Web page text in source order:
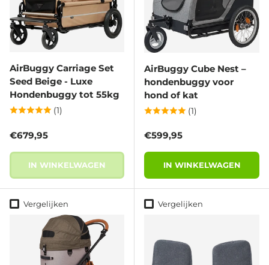
AirBuggy Carriage Set
Seed Beige - Luxe
Hondenbuggy tot 55kg
(1)
Reguliere prijs
€679,95
IN WINKELWAGEN
AirBuggy Cube Nest –
hondenbuggy voor
hond of kat
(1)
Reguliere prijs
€599,95
IN WINKELWAGEN
Vergelijken Vergelijken